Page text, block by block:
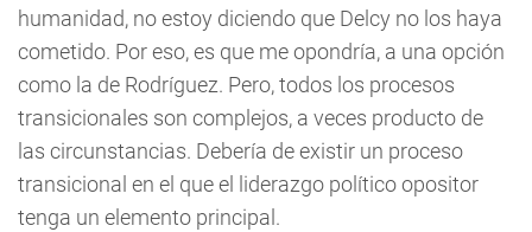
humanidad, no estoy diciendo que Delcy no los haya
cometido. Por eso, es que me opondría, a una opción
como la de Rodríguez. Pero, todos los procesos
transicionales son complejos, a veces producto de
las circunstancias. Debería de existir un proceso
transicional en el que el liderazgo político opositor
tenga un elemento principal.